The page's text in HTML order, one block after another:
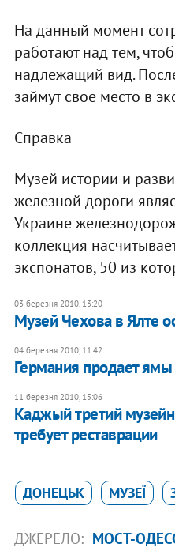
На данный момент
работают над тем,
надлежащий вид.
займут свое место в
Справка
Музей истории и
железной дороги
Украине
коллекция
экспонатов, 50 из
03 березня 2010, 13:20
Музей Чехова в Ялте
04 березня 2010, 11:42
Германия продает ямы
11 березня 2010, 15:06
Каджый третий
требует реставрации
ДОНЕЦЬК МУЗЕЇ
ДЖЕРЕЛО: МОСТ-